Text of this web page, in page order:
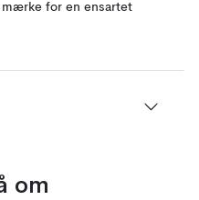
mærke for en ensartet
om